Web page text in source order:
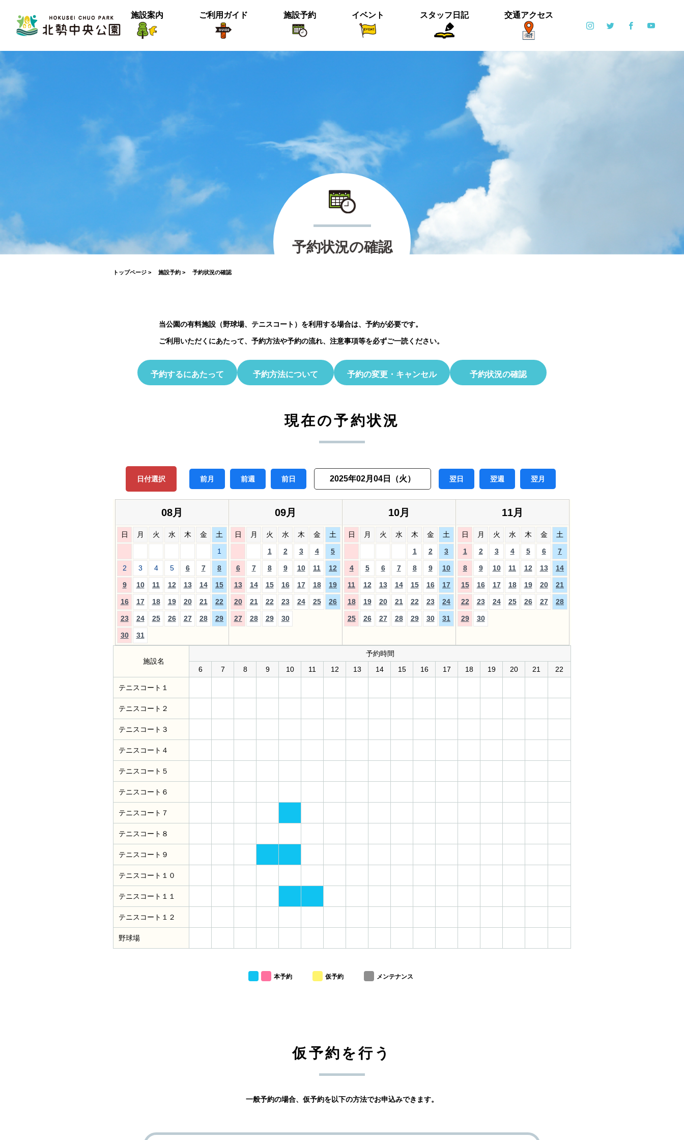
施設案内 ご利用ガイド 施設予約 イベント スタッフ日記 交通アクセス
察会
7月19日(日)開催！INABESTAX プレイベント
【北中WOODSTOCK】
【北中マルシェ2026】出店者募集のお知らせ 8月22日(土)開催☆夏の星空観察会
短冊の募集のお知らせ
6月6日(土)・6月7日(日)開催！【ブリエ
の森 Vol.2】
5月30日(土)開催☆ホタル観察会
然観察会
2026.07.17
＜動画＞ニホンシカ親子
2026.03.19
沢の森のツワブキ
がとうございました！
2025.10.01
【北中の夏と初秋 2023】ご応募写真
の紹介
2023.10.06
がとうございました
2026.04.03
＜動画＞ハシビロガモぐるぐる
2023.03.26
ツイッター始めました！
予約状況の確認
トップページ > 施設予約 > 予約状況の確認
当公園の有料施設（野球場、テニスコート）を利用する場合は、予約が必要です。
ご利用いただくにあたって、予約方法や予約の流れ、注意事項等を必ずご一読ください。
予約するにあたって 予約方法について 予約の変更・キャンセル 予約状況の確認
現在の予約状況
日付選択 前月 前週 前日 2025年02月04日（火） 翌日 翌週 翌月
08月
日 月 火 水 木 金 土
1
2 3 4 5 6 7 8
9 10 11 12 13 14 15
16 17 18 19 20 21 22
23 24 25 26 27 28 29
30 31
09月
日 月 火 水 木 金 土
1 2 3 4 5
6 7 8 9 10 11 12
13 14 15 16 17 18 19
20 21 22 23 24 25 26
27 28 29 30
10月
日 月 火 水 木 金 土
1 2 3
4 5 6 7 8 9 10
11 12 13 14 15 16 17
18 19 20 21 22 23 24
25 26 27 28 29 30 31
11月
日 月 火 水 木 金 土
1 2 3 4 5 6 7
8 9 10 11 12 13 14
15 16 17 18 19 20 21
22 23 24 25 26 27 28
29 30
施設名
予約時間
6
7 8 9 10 11 12 13 14 15 16 17 18 19 20 21 22
テニスコート１
テニスコート２
テニスコート３
テニスコート４
テニスコート５
テニスコート６
テニスコート７
テニスコート８
テニスコート９
テニスコート１０
テニスコート１１
テニスコート１２
野球場
本予約 仮予約 メンテナンス
仮予約を行う
一般予約の場合、仮予約を以下の方法でお申込みできます。